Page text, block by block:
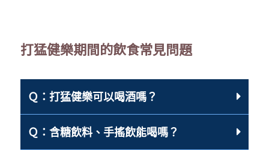
打猛健樂期間的飲食常見問題
Ｑ：打猛健樂可以喝酒嗎？
Ｑ：含糖飲料、手搖飲能喝嗎？